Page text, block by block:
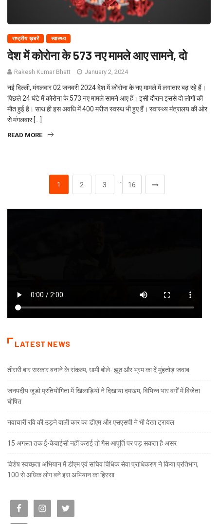
राष्ट्रीय ख़बरें स्वास्थ्य
देश में कोरोना के 573 नए मामले आए सामने, दो
Rakesh Kumar Bhatt January 2, 2024
नई दिल्ली, मंगलवार 02 जनवरी 2024 देश में कोरोना के नए मामले में लगातार बढ़ रहे हैं।
पिछले 24 घंटे में कोरोना के 573 नए मामले सामने आए हैं। इसी दौरान इससे दो लोगों की
मौत हुई है। साथ ही इस अवधि में 400 मरीज स्वस्थ भी हुए हैं। स्वास्थ्य मंत्रालय की ओर
से मंगलवार […]
READ MORE
1 2 3 16
LATEST NEWS
तीसरी बार सरकार बनाने के संकल्प, धामी बोले- झूठ और भ्रम का दें मुंहतोड़ जवाब
जनपदीय जूडो प्रतियोगिता में खिलाड़ियों ने दिखाया दमखम, विभिन्न भार वर्गों में विजेता
घोषित
नवाचारी रवि की उड़ने वाली कार का डीएम और एसएसपी ने भी देखा ट्रायल
15 अगस्त तक ई-केवाईसी नहीं कराई तो गैस आपूर्ति पर पड़ सकता है असर
विशेष स्वच्छता अभियान में डीएम एवं सचिव विधिक सेवा प्राधिकरण ने किया प्रतिभाग,
100 से अधिक लोग बने इस अभियान का हिस्सा